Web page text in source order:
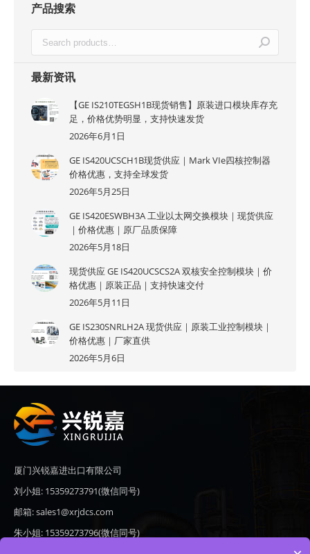
产品搜索
最新资讯
【GE IS210TEGSH1B现货销售】原装进口模块库存充
足，价格优势明显，支持快速发货
2026年6月1日
GE IS420UCSCH1B现货供应｜Mark VIe四核控制器
价格优惠，支持全球发货
2026年5月25日
GE IS420ESWBH3A 工业以太网交换模块｜现货供应
｜价格优惠｜原厂品质保障
2026年5月18日
现货供应 GE IS420UCSCS2A 双核安全控制模块｜价
格优惠｜原装正品｜支持快速交付
2026年5月11日
GE IS230SNRLH2A 现货供应｜原装工业控制模块｜
价格优惠｜厂家直供
2026年5月6日
厦门兴锐嘉进出口有限公司
刘小姐: 15359273791(微信同号)
邮箱: sales1@xrjdcs.com
朱小姐: 15359273796(微信同号)